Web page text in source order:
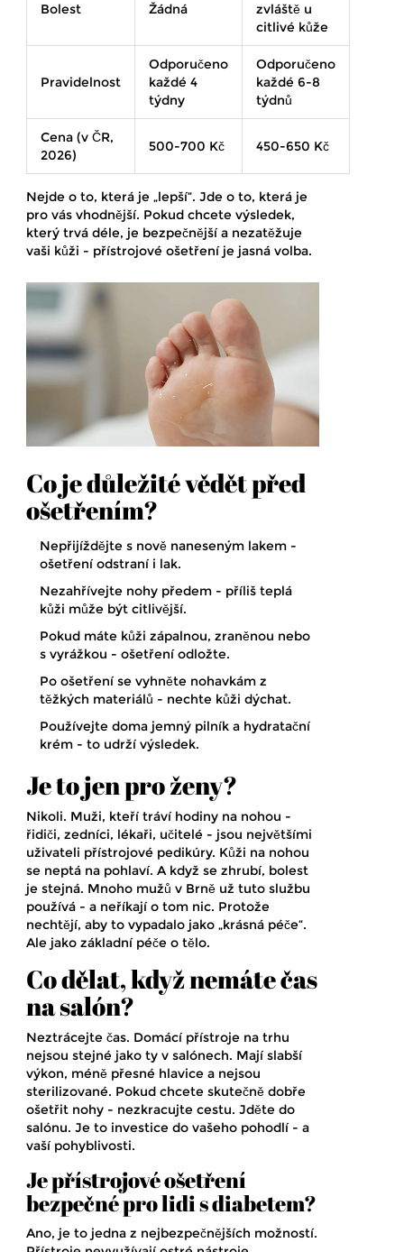
Bolest Žádná
zvláště u
citlivé kůže
Pravidelnost
Odporučeno
každé 4
týdny
Odporučeno
každé 6-8
týdnů
Cena (v ČR,
2026)
500-700 Kč 450-650 Kč
Nejde o to, která je „lepší“. Jde o to, která je
pro vás vhodnější. Pokud chcete výsledek,
který trvá déle, je bezpečnější a nezatěžuje
vaši kůži - přístrojové ošetření je jasná volba.
Co je důležité vědět před
ošetřením?
Nepřijíždějte s nově naneseným lakem -
ošetření odstraní i lak.
Nezahřívejte nohy předem - příliš teplá
kůži může být citlivější.
Pokud máte kůži zápalnou, zraněnou nebo
s vyrážkou - ošetření odložte.
Po ošetření se vyhněte nohavkám z
těžkých materiálů - nechte kůži dýchat.
Používejte doma jemný pilník a hydratační
krém - to udrží výsledek.
Je to jen pro ženy?
Nikoli. Muži, kteří tráví hodiny na nohou -
řidiči, zedníci, lékaři, učitelé - jsou největšími
uživateli přístrojové pedikúry. Kůži na nohou
se neptá na pohlaví. A když se zhrubí, bolest
je stejná. Mnoho mužů v Brně už tuto službu
používá - a neříkají o tom nic. Protože
nechtějí, aby to vypadalo jako „krásná péče“.
Ale jako základní péče o tělo.
Co dělat, když nemáte čas
na salón?
Neztrácejte čas. Domácí přístroje na trhu
nejsou stejné jako ty v salónech. Mají slabší
výkon, méně přesné hlavice a nejsou
sterilizované. Pokud chcete skutečně dobře
ošetřit nohy - nezkracujte cestu. Jděte do
salónu. Je to investice do vašeho pohodlí - a
vaší pohyblivosti.
Je přístrojové ošetření
bezpečné pro lidi s diabetem?
Ano, je to jedna z nejbezpečnějších možností.